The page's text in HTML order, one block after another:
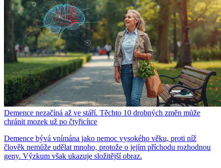
Demence nezačíná až ve stáří. Těchto 10 drobných změn může
chránit mozek už po čtyřicítce
Demence bývá vnímána jako nemoc vysokého věku, proti níž
člověk nemůže udělat mnoho, protože o jejím příchodu rozhodnou
geny. Výzkum však ukazuje složitější obraz.